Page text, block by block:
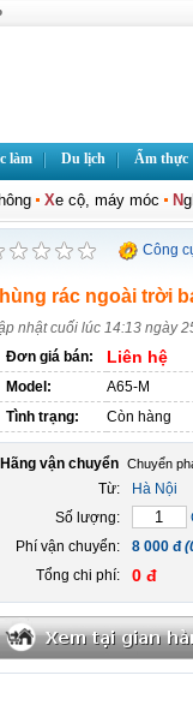
làm Du lịch Ẩm thực
Xe cộ, máy móc N
Công
rác ngoài trời
nhật cuối lúc 14:13 ngày
Đơn giá bán:
Liên hệ
Model:
A65-M
Tình trạng:
Còn hàng
Hãng vận chuyển
Từ:
Hà Nội
Số lượng:
Phí vận chuyển:
8 000 đ
Tổng chi phí:
0 đ